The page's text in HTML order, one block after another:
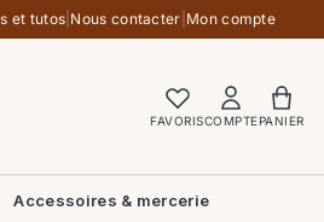
et tutos Nous contacter Mon compte
FAVORISCOMPTEPANIER
Accessoires & mercerie